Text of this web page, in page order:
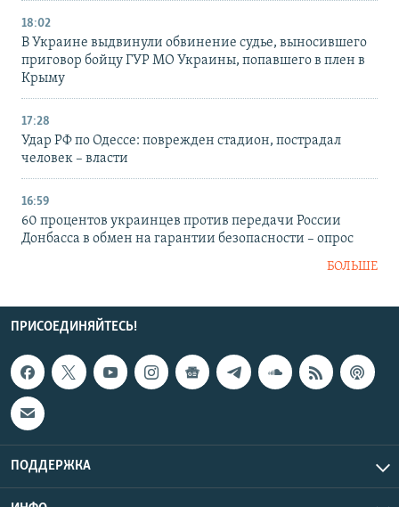
18:02
В Украине выдвинули обвинение судье, выносившего
приговор бойцу ГУР МО Украины, попавшего в плен в
Крыму
17:28
Удар РФ по Одессе: поврежден стадион, пострадал
человек – власти
16:59
60 процентов украинцев против передачи России
Донбасса в обмен на гарантии безопасности – опрос
БОЛЬШЕ
ПРИСОЕДИНЯЙТЕСЬ!
ПОДДЕРЖКА